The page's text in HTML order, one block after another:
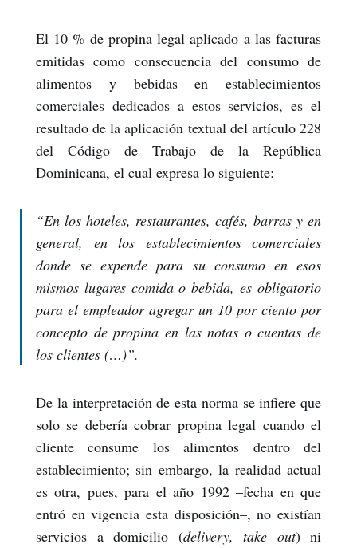
El 10 % de propina legal aplicado a las facturas
emitidas como consecuencia del consumo de
alimentos y bebidas en establecimientos
comerciales dedicados a estos servicios, es el
resultado de la aplicación textual del artículo 228
del Código de Trabajo de la República
Dominicana, el cual expresa lo siguiente:
“En los hoteles, restaurantes, cafés, barras y en
general, en los establecimientos comerciales
donde se expende para su consumo en esos
mismos lugares comida o bebida, es obligatorio
para el empleador agregar un 10 por ciento por
concepto de propina en las notas o cuentas de
los clientes (…)”.
De la interpretación de esta norma se infiere que
solo se debería cobrar propina legal cuando el
cliente consume los alimentos dentro del
establecimiento; sin embargo, la realidad actual
es otra, pues, para el año 1992 –fecha en que
entró en vigencia esta disposición–, no existían
servicios a domicilio (delivery, take out) ni